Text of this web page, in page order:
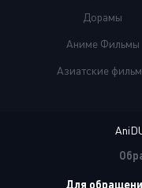
Дорамы
Аниме Фильмы
Азиатские
Для